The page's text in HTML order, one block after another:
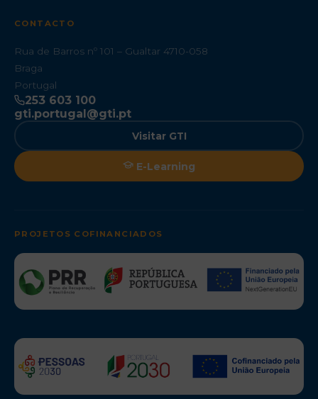
CONTACTO
Rua de Barros nº 101 – Gualtar 4710-058
Braga
Portugal
253 603 100
gti.portugal@gti.pt
Visitar GTI
E-Learning
PROJETOS COFINANCIADOS